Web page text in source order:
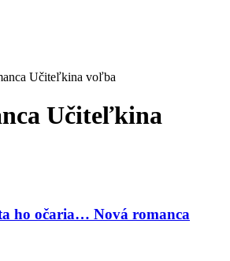
Učiteľkina voľba
Učiteľkina
ho očaria… Nová romanca